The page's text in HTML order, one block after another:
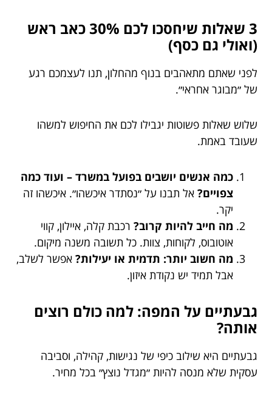
3 שאלות שיחסכו לכם 30% כאב ראש
(ואולי גם כסף)
לפני שאתם מתאהבים בנוף מהחלון, תנו לעצמכם רגע
של ״מבוגר אחראי״.
שלוש שאלות פשוטות יגבילו לכם את החיפוש למשהו
שעובד באמת.
כמה אנשים יושבים בפועל במשרד – ועוד כמה
צפויים? אל תבנו על ״נסתדר איכשהו״. איכשהו זה
יקר.
מה חייב להיות קרוב? רכבת קלה, איילון, קווי
אוטובוס, לקוחות, צוות. כל תשובה משנה מיקום.
מה חשוב יותר: תדמית או יעילות? אפשר לשלב,
אבל תמיד יש נקודת איזון.
גבעתיים על המפה: למה כולם רוצים
אותה?
גבעתיים היא שילוב כיפי של נגישות, קהילה, וסביבה
עסקית שלא מנסה להיות ״מגדל נוצץ״ בכל מחיר.